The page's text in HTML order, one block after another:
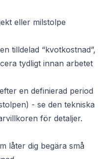
eller milstolpe
tilldelad “kvotkostnad”,
tydligt innan arbetet
efter en definierad period
- se den tekniska
för detaljer.
låter dig begära små